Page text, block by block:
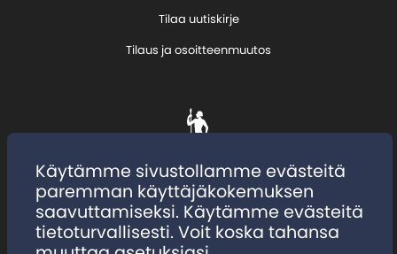
Tilaa uutiskirje
Tilaus ja osoitteenmuutos
Käytämme sivustollamme evästeitä
paremman käyttäjäkokemuksen
saavuttamiseksi. Käytämme evästeitä
tietoturvallisesti. Voit koska tahansa